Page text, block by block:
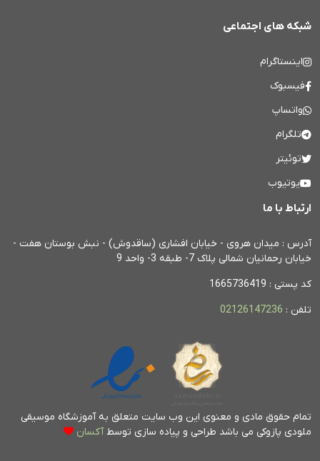
شبکه های اجتماعی
اینستاگرام
فیسبوک
واتساپ
تلگرام
توئیتر
یوتیوب
ارتباط با ما
آدرس : میدان هروی - خیابان افشاری (ساقدوش) - نبش بوستان هفت -
خیابان رحمانیان شمالی پلاک 7- طبقه 3- واحد 9
کد پستی : 1665736419
تلفن : 02126147236
تمام حقوق مادی و معنوی این وب سایت متعلق به آموزشگاه موسیقی
ملودی پازوکی می باشد طراحی و پیاده سازی توسطآکسان